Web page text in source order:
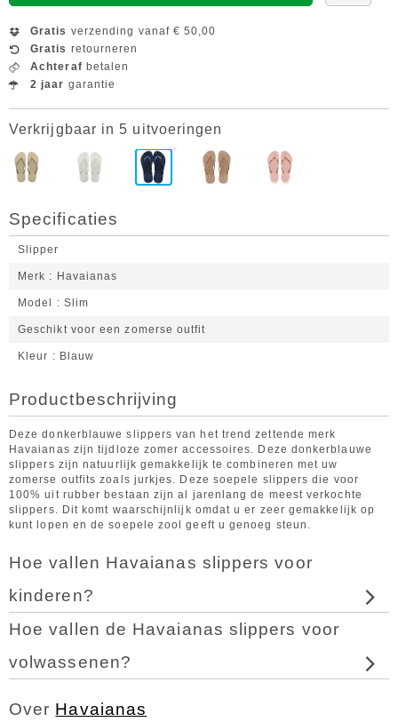
Gratis verzending vanaf € 50,00
Gratis retourneren
Achteraf betalen
2 jaar garantie
Verkrijgbaar in 5 uitvoeringen
Specificaties
Slipper
Merk Havaianas
Model Slim
Geschikt voor een zomerse outfit
Kleur Blauw
Productbeschrijving
Deze donkerblauwe slippers van het trend zettende merk
Havaianas zijn tijdloze zomer accessoires. Deze donkerblauwe
slippers zijn natuurlijk gemakkelijk te combineren met uw
zomerse outfits zoals jurkjes. Deze soepele slippers die voor
100% uit rubber bestaan zijn al jarenlang de meest verkochte
slippers. Dit komt waarschijnlijk omdat u er zeer gemakkelijk op
kunt lopen en de soepele zool geeft u genoeg steun.
Hoe vallen Havaianas slippers voor
kinderen?
Hoe vallen de Havaianas slippers voor
volwassenen?
Over Havaianas